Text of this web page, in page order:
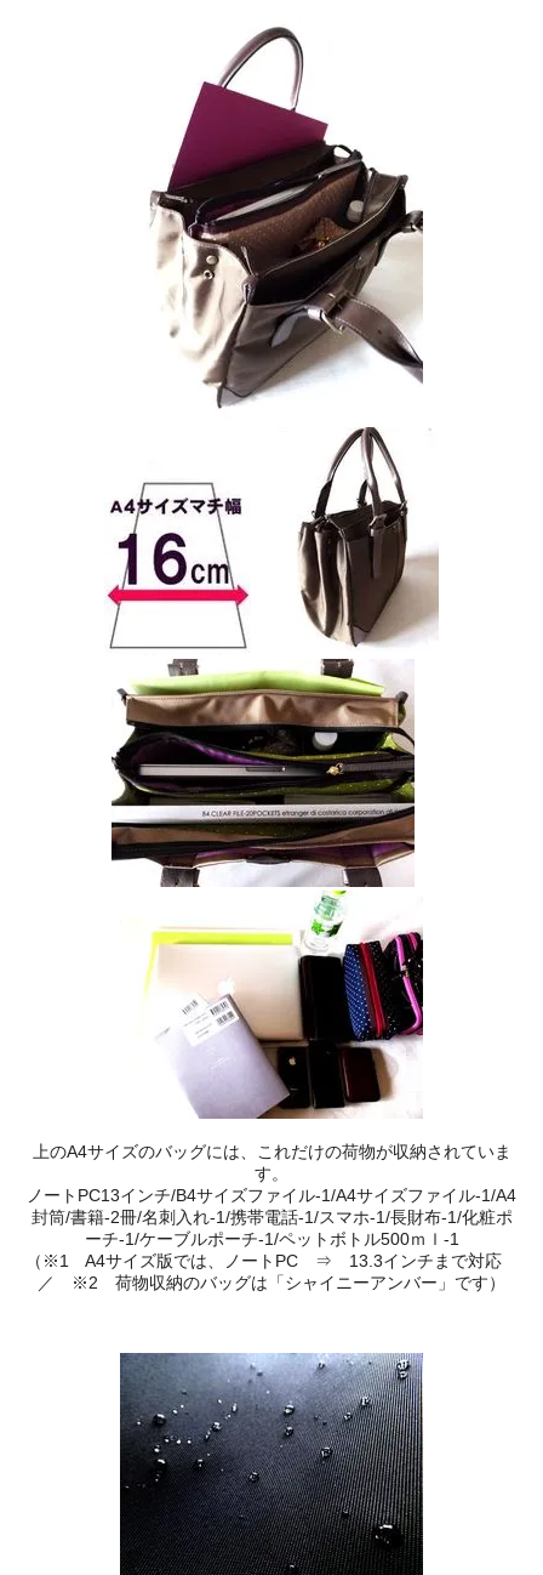
上のA4サイズのバッグには、これだけの荷物が収納されていま
す。
ノートPC13インチ/B4サイズファイル-1/A4サイズファイル-1/A4
封筒/書籍-2冊/名刺入れ-1/携帯電話-1/スマホ-1/長財布‐1/化粧ポ
ーチ-1/ケーブルポーチ-1/ペットボトル500ｍｌ-1
（※1 A4サイズ版では、ノートPC ⇒ 13.3インチまで対応
／ ※2 荷物収納のバッグは「シャイニーアンバー」です）